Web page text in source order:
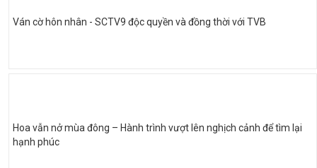
Ván cờ hôn nhân - SCTV9 độc quyền và đồng thời với TVB
Hoa vẫn nở mùa đông – Hành trình vượt lên nghịch cảnh để tìm lại
hạnh phúc